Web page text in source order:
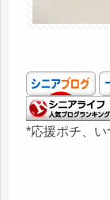
*応援ポチ、い